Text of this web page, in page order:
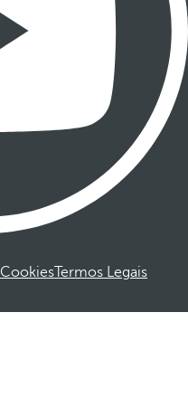
CookiesTermos Legais